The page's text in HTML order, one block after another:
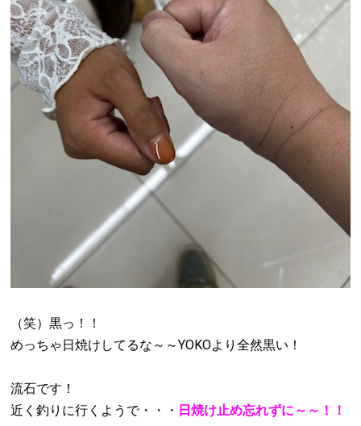
（笑）黒っ！！
めっちゃ日焼けしてるな～～YOKOより全然黒い！
流石です！
近く釣りに行くようで・・・ 日焼け止め忘れずに～～！！